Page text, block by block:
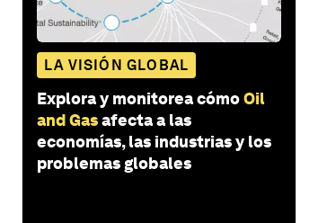
LA VISIÓN GLOBAL
Explora y monitorea cómoOil
and Gasafecta a las
economías, las industrias y los
problemas globales